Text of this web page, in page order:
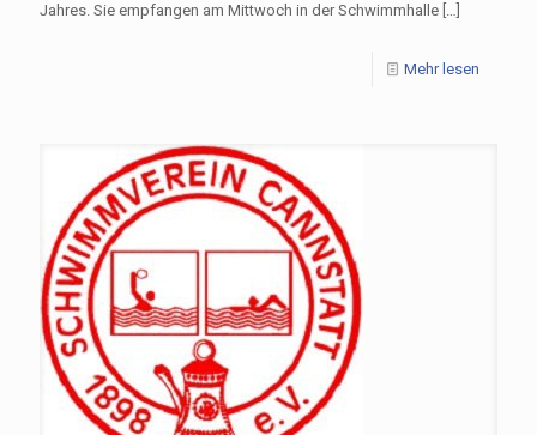
Jahres. Sie empfangen am Mittwoch in der Schwimmhalle […]
Mehr lesen